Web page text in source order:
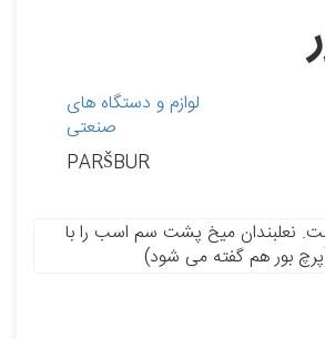
PARŠBUR
لوازم و دستگاه های
صنعتی
نعلبندان میخ پشت سم اسب را با
بور هم گفته می شود)